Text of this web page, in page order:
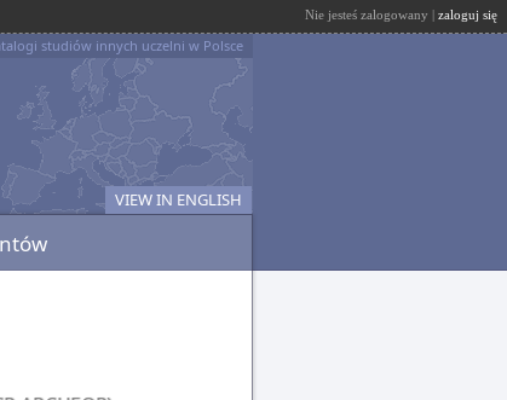
Nie jesteś zalogowany | zaloguj się
studiów innych uczelni w Polsce
VIEW IN ENGLISH